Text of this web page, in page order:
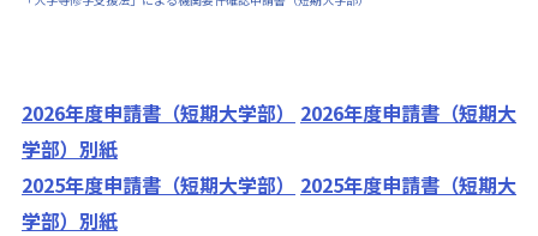
2026年度申請書（短期大学部）
2026年度申請書（短期大
学部）別紙
2025年度申請書（短期大学部）
2025年度申請書（短期大
学部）別紙